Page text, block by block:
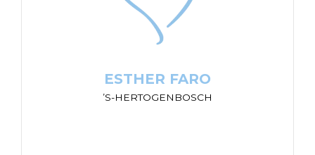
ESTHER FARO
’S-HERTOGENBOSCH
’S-HERTOGENBOSCH
“Als je ouders uit elkaar gaan, komen er veel
vragen bij kinderen op. We helpen kinderen met